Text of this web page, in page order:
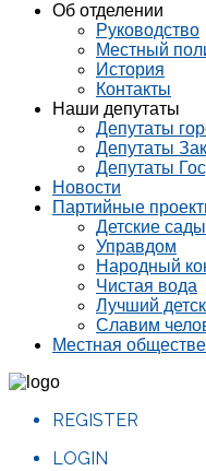
Об отделении
Руководство
Местный
История
Контакты
Наши депутаты
Депутаты
Депутаты
Депутаты
Новости
Партийные
Детские
Управдом
Народный
Чистая вода
Лучший
Славим
Местная
REGISTER
LOGIN